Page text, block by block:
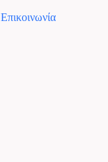
Επικοινωνία